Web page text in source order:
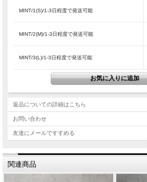
MINT/1(S)/1-3日程度で発送可能
MINT/2(M)/1-3日程度で発送可能
MINT/3(L)/1-3日程度で発送可能
返品についての詳細はこちら
お問い合わせ
友達にメールですすめる
関連商品